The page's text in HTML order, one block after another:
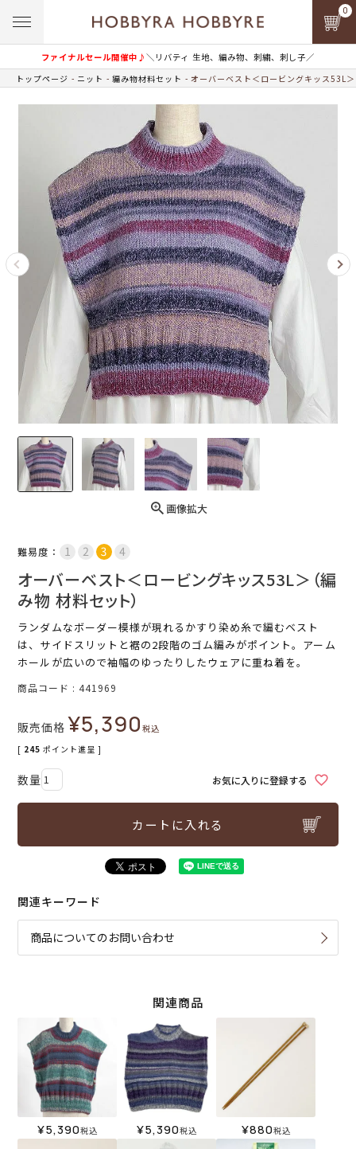
ファイナルセール開催中♪＼リバティ 生地、編み物、刺繍、刺し子／
0
トップページ ニット 編み物材料セット オーバーベスト＜ロービングキッス53L
画像拡大
難易度：
オーバーベスト＜ロービングキッス53L＞（編
み物 材料セット）
ランダムなボーダー模様が現れるかすり染め糸で編むベスト
は、サイドスリットと裾の2段階のゴム編みがポイント。アーム
ホールが広いので袖幅のゆったりしたウェアに重ね着を。
商品コード 441969
販売価格 ¥5,390税込
[ 245 ポイント進呈 ]
お気に入りに登録する
カートに入れる
関連キーワード
商品についてのお問い合わせ
関連商品
¥5,390税込 ¥5,390税込 ¥880税込